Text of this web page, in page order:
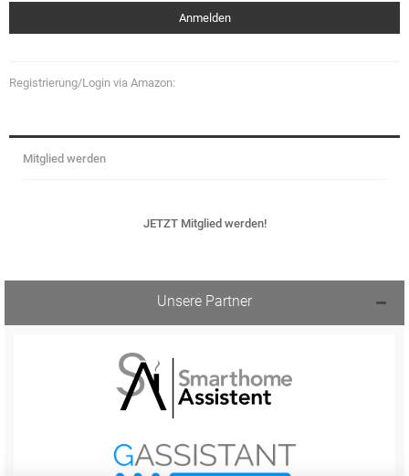
Registrierung/Login via Amazon:
Mitglied werden
JETZT Mitglied werden!
Unsere Partner